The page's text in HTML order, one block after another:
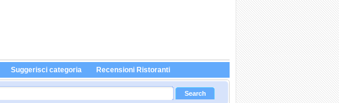
Suggerisci categoria Recensioni Ristoranti